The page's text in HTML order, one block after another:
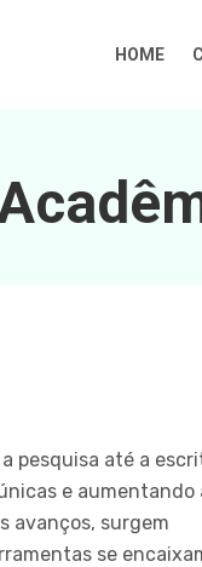
HOME
pesquisa até a
e aumentando
avanços, surgem
se